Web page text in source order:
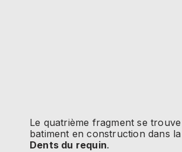
Le quatrième fragment se
batiment en construction dans la
Dents du requin.